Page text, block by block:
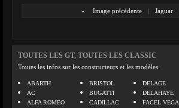
« Image précédente | Jaguar
TOUTES LES GT, TOUTES LES CLASSIC
Toutes les infos sur les constructeurs et les modèles.
ABARTH
AC
ALFA ROMEO
BRISTOL
BUGATTI
CADILLAC
DELAGE
DELAHAYE
FACEL VEGA